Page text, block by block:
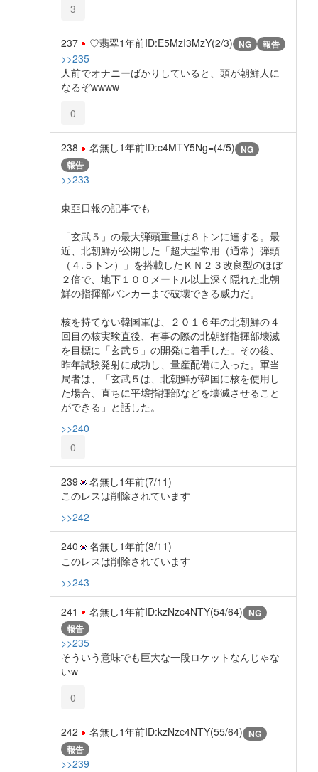
3
237 ♡翡翠1年前ID:E5MzI3MzY(2/3) NG 報告
>>235
人前でオナニーばかりしていると、頭が朝鮮人に
なるぞwwww
0
238 名無し1年前ID:c4MTY5Ng=(4/5) NG
報告
>>233
東亞日報の記事でも
「玄武５」の最大弾頭重量は８トンに達する。最
近、北朝鮮が公開した「超大型常用（通常）弾頭
（４.５トン）」を搭載したＫＮ２３改良型のほぼ
２倍で、地下１００メートル以上深く隠れた北朝
鮮の指揮部バンカーまで破壊できる威力だ。
核を持てない韓国軍は、２０１６年の北朝鮮の４
回目の核実験直後、有事の際の北朝鮮指揮部壊滅
を目標に「玄武５」の開発に着手した。その後、
昨年試験発射に成功し、量産配備に入った。軍当
局者は、「玄武５は、北朝鮮が韓国に核を使用し
た場合、直ちに平壌指揮部などを壊滅させること
ができる」と話した。
>>240
0
239 名無し1年前(7/11)
このレスは削除されています
>>242
240 名無し1年前(8/11)
このレスは削除されています
>>243
241 名無し1年前ID:kzNzc4NTY(54/64) NG
報告
>>235
そういう意味でも巨大な一段ロケットなんじゃな
いw
0
242 名無し1年前ID:kzNzc4NTY(55/64) NG
報告
>>239